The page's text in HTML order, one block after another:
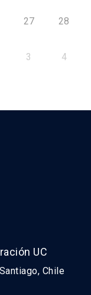
27 28
3 4
UC
Chile